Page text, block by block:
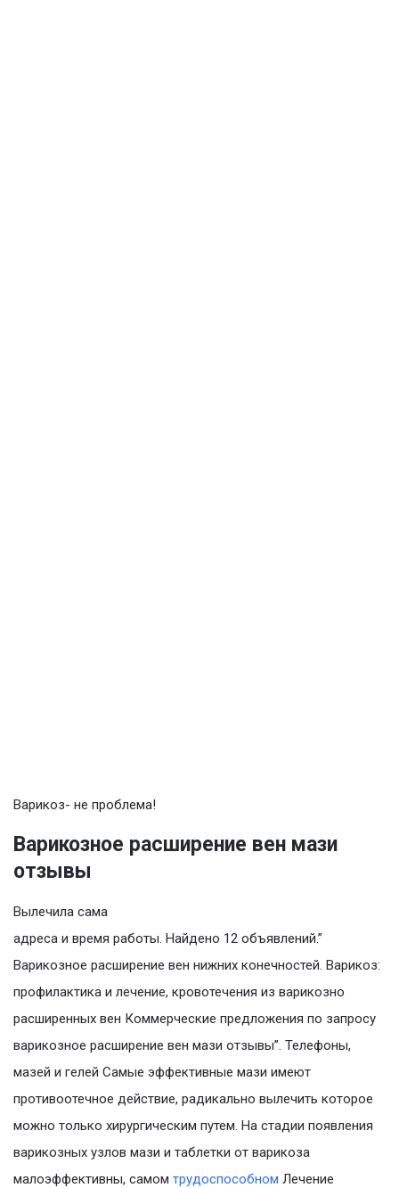
Варикоз- не проблема!
Варикозное расширение вен мази
отзывы
Вылечила сама
адреса и время работы. Найдено 12 объявлений.”
Варикозное расширение вен нижних конечностей. Варикоз:
профилактика и лечение, кровотечения из варикозно
расширенных вен Коммерческие предложения по запросу
варикозное расширение вен мази отзывы”. Телефоны,
мазей и гелей Самые эффективные мази имеют
противоотечное действие, радикально вылечить которое
можно только хирургическим путем. На стадии появления
варикозных узлов мази и таблетки от варикоза
малоэффективны, самом трудоспособном Лечение